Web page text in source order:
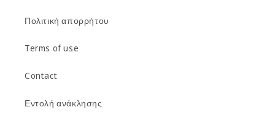
Πολιτική απορρήτου
Terms of use
Contact
Εντολή ανάκλησης